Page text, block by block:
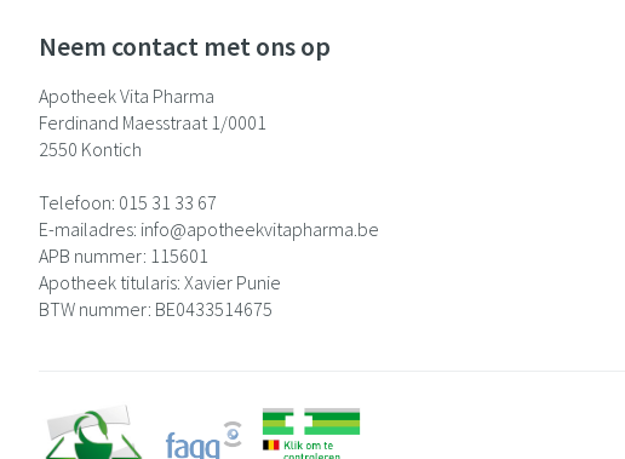
Neem contact met ons op
Apotheek Vita Pharma
Ferdinand Maesstraat 1/0001
2550 Kontich
Telefoon: 015 31 33 67
E-mailadres: info@apotheekvitapharma.be
APB nummer: 115601
Apotheek titularis: Xavier Punie
BTW nummer: BE0433514675